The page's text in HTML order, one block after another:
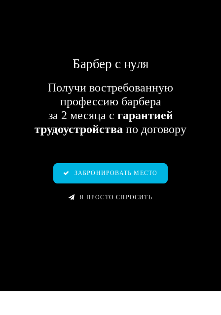
Барбер с нуля
Получи востребованную
профессию барбера
за 2 месяца с гарантией
трудоустройства по договору
ЗАБРОНИРОВАТЬ МЕСТО
Я ПРОСТО СПРОСИТЬ